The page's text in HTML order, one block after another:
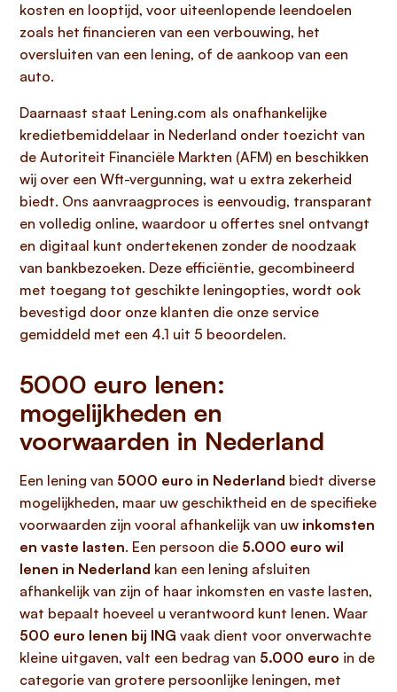
kosten en looptijd, voor uiteenlopende leendoelen
zoals het financieren van een verbouwing, het
oversluiten van een lening, of de aankoop van een
auto.
Daarnaast staat Lening.com als onafhankelijke
kredietbemiddelaar in Nederland onder toezicht van
de Autoriteit Financiële Markten (AFM) en beschikken
wij over een Wft-vergunning, wat u extra zekerheid
biedt. Ons aanvraagproces is eenvoudig, transparant
en volledig online, waardoor u offertes snel ontvangt
en digitaal kunt ondertekenen zonder de noodzaak
van bankbezoeken. Deze efficiëntie, gecombineerd
met toegang tot geschikte leningopties, wordt ook
bevestigd door onze klanten die onze service
gemiddeld met een 4.1 uit 5 beoordelen.
5000 euro lenen:
mogelijkheden en
voorwaarden in Nederland
Een lening van 5000 euro in Nederland biedt diverse
mogelijkheden, maar uw geschiktheid en de specifieke
voorwaarden zijn vooral afhankelijk van uw inkomsten
en vaste lasten. Een persoon die 5.000 euro wil
lenen in Nederland kan een lening afsluiten
afhankelijk van zijn of haar inkomsten en vaste lasten,
wat bepaalt hoeveel u verantwoord kunt lenen. Waar
500 euro lenen bij ING vaak dient voor onverwachte
kleine uitgaven, valt een bedrag van 5.000 euro in de
categorie van grotere persoonlijke leningen, met